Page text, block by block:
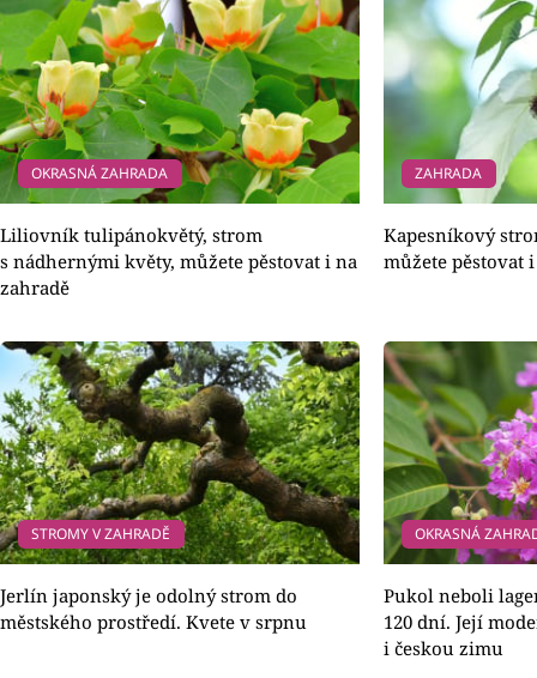
OKRASNÁ ZAHRADA
Liliovník tulipánokvětý, strom
s nádhernými květy, můžete pěstovat i na
zahradě
ZAHRADA
Kapesníkový
můžete pěstovat
STROMY V ZAHRADĚ
Jerlín japonský je odolný strom do
městského prostředí. Kvete v srpnu
OKRASNÁ
Pukol neboli
120 dní. Její
i českou zimu